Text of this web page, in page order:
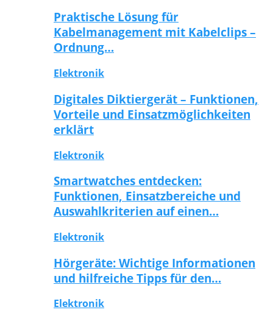
Praktische Lösung für
Kabelmanagement mit Kabelclips –
Ordnung…
Elektronik
Digitales Diktiergerät – Funktionen,
Vorteile und Einsatzmöglichkeiten
erklärt
Elektronik
Smartwatches entdecken:
Funktionen, Einsatzbereiche und
Auswahlkriterien auf einen…
Elektronik
Hörgeräte: Wichtige Informationen
und hilfreiche Tipps für den…
Elektronik